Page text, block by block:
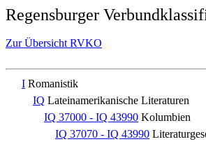
Regensburger
Zur Übersicht RVKO
I Romanistik
IQ Lateinamerikanische Literaturen
IQ 37000 - IQ 43990 Kolumbien
IQ 37070 - IQ 43990